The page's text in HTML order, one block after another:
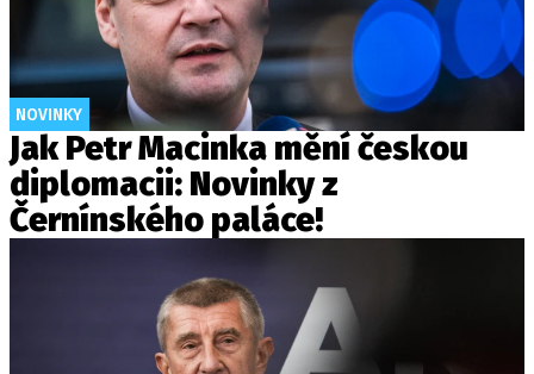
NOVINKY
Jak Petr Macinka mění českou
diplomacii: Novinky z
Černínského paláce!